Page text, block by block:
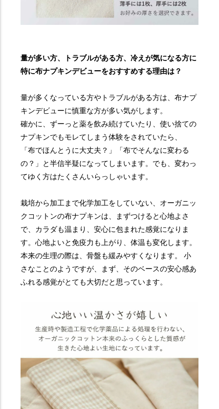
量が多い方、トラブルがある方、冷えが気になる方に
特に布ナプキンデビューをおすすめする理由は？
量が多くなっている方やトラブルがある方は、布ナプ
キンデビューに慎重な方が多い気がします。
確かに、ずーっと薬を飲み続けていたり、使い捨ての
ナプキンでもモレてしまう体験をされていたら、
「布でほんとうに大丈夫？」「布でそんなに変わる
の？」と半信半疑になってしまいます。でも、変わっ
てゆく方はたくさんいらっしゃいます。
栽培から加工まで化学加工をしていない、オーガニッ
クコットンの布ナプキンは、まずつけると心地よさ
で、カラダも温まり、安心に包まれた感覚になりま
す。心地よいと免疫力も上がり、体温も変化します。
本来の生理の際は、骨盤も緩みやすくなります。 小
さなことのようですが、まず、そのベースの安心感あ
ふれる感覚がとても大切だと思っています。